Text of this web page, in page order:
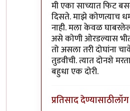
मी एका साच्यात फिट
दिसते. माझे कोणत्याच
नाही. मला केवळ
असे कोणी ओरडल्यास
तो असला तरी दोघांना
तुडवीची. त्यात दोनशे
बहुधा एक दोरी.
प्रतिसाद देण्यासाठी